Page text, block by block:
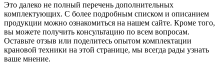
Это далеко не полный перечень дополнительных
комплектующих. С более подробным списком и описанием
продукции можно ознакомиться на нашем сайте. Кроме того,
вы можете получить консультацию по всем вопросам.
Оставьте отзыв или поделитесь опытом комплектации
крановой техники на этой странице, мы всегда рады узнать
ваше мнение.